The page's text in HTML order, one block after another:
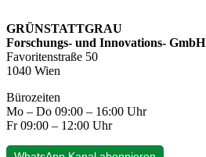
GRÜNSTATTGRAU
Forschungs- und Innovations- GmbH
Favoritenstraße 50
1040 Wien
Bürozeiten
Mo – Do 09:00 – 16:00 Uhr
Fr 09:00 – 12:00 Uhr